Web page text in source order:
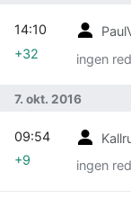
ingen
14:10
+32
7. okt. 2016
ingen
09:54
+9